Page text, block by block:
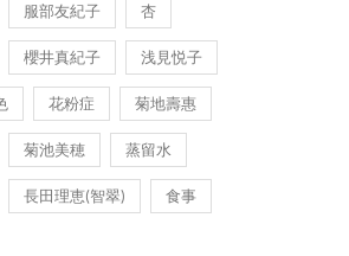
服部友紀子 杏
櫻井真紀子 浅見悦子
花粉症 菊地壽惠
菊池美穂 蒸留水
長田理恵(智翠) 食事